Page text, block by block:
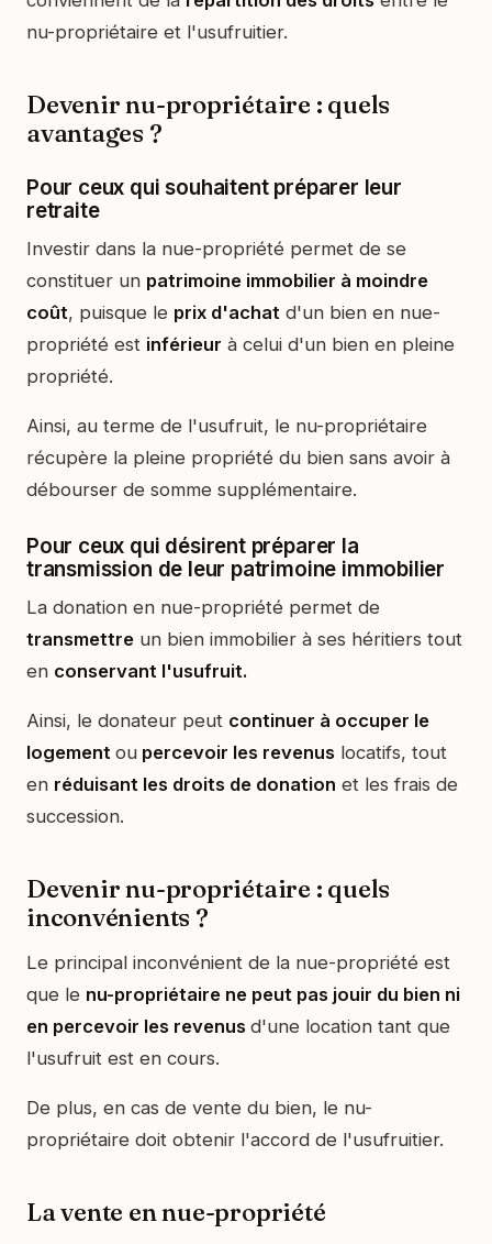
nu-propriétaire et l'usufruitier.
Devenir nu-propriétaire : quels
avantages ?
Pour ceux qui souhaitent préparer leur
retraite
Investir dans la nue-propriété permet de se
constituer un patrimoine immobilier à moindre
coût, puisque le prix d'achat d'un bien en nue-
propriété est inférieur à celui d'un bien en pleine
propriété.
Ainsi, au terme de l'usufruit, le nu-propriétaire
récupère la pleine propriété du bien sans avoir à
débourser de somme supplémentaire.
Pour ceux qui désirent préparer la
transmission de leur patrimoine immobilier
La donation en nue-propriété permet de
transmettre un bien immobilier à ses héritiers tout
en conservant l'usufruit.
Ainsi, le donateur peut continuer à occuper le
logement ou percevoir les revenus locatifs, tout
en réduisant les droits de donation et les frais de
succession.
Devenir nu-propriétaire : quels
inconvénients ?
Le principal inconvénient de la nue-propriété est
que le nu-propriétaire ne peut pas jouir du bien ni
en percevoir les revenus d'une location tant que
l'usufruit est en cours.
De plus, en cas de vente du bien, le nu-
propriétaire doit obtenir l'accord de l'usufruitier.
La vente en nue-propriété